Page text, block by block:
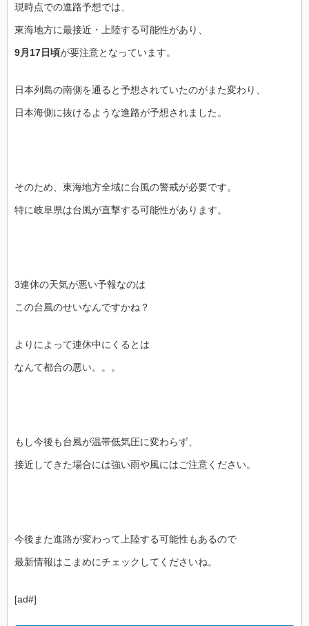
現時点での進路予想では、
東海地方に最接近・上陸する可能性があり、
9月17日頃が要注意となっています。
日本列島の南側を通ると予想されていたのがまた変わり、
日本海側に抜けるような進路が予想されました。
そのため、東海地方全域に台風の警戒が必要です。
特に岐阜県は台風が直撃する可能性があります。
3連休の天気が悪い予報なのは
この台風のせいなんですかね？
よりによって連休中にくるとは
なんて都合の悪い。。。
もし今後も台風が温帯低気圧に変わらず、
接近してきた場合には強い雨や風にはご注意ください。
今後また進路が変わって上陸する可能性もあるので
最新情報はこまめにチェックしてくださいね。
[ad#]